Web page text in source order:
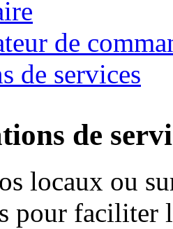
de
de services
de
locaux ou
pour faciliter